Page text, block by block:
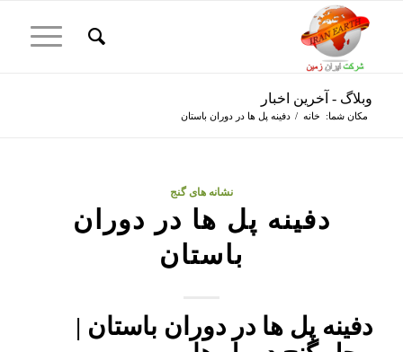
وبلاگ - آخرین اخبار
مکان شما: خانه / دفینه پل ها در دوران باستان
نشانه های گنج
دفینه پل ها در دوران
باستان
دفینه پل ها در دوران باستان |